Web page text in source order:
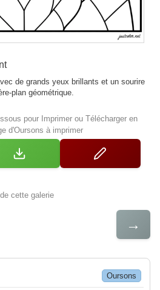
de grands yeux brillants et un sourire
plan géométrique.
pour Imprimer ou Télécharger en
d'Oursons à imprimer
cette galerie
→
Oursons